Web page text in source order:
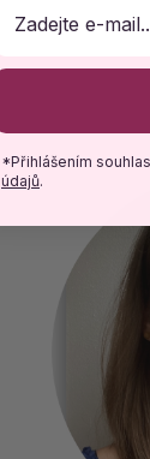
*Přihlášením
údajů.